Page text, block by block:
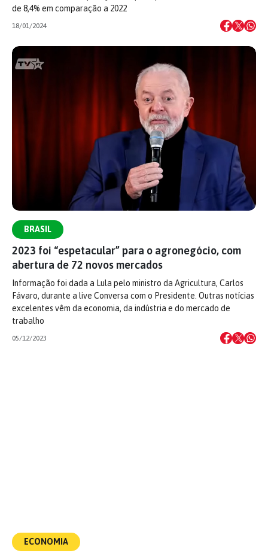
de 8,4% em comparação a 2022
18/01/2024
BRASIL
2023 foi “espetacular” para o agronegócio, com
abertura de 72 novos mercados
Informação foi dada a Lula pelo ministro da Agricultura, Carlos
Fávaro, durante a live Conversa com o Presidente. Outras notícias
excelentes vêm da economia, da indústria e do mercado de
trabalho
05/12/2023
ECONOMIA